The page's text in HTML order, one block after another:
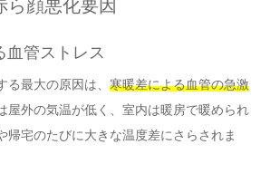
ら顔悪化要因
血管ストレス
最大の原因は、 寒暖差による血管の急激
屋外の気温が低く、室内は暖房で暖められ
帰宅のたびに大きな温度差にさらされま